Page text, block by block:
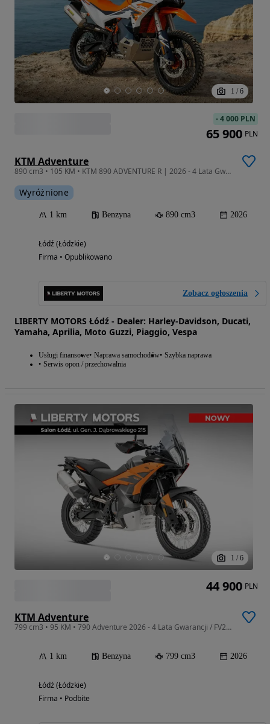
1 / 6
KTM Adventure
890 cm3 • 105 KM • KTM 890 ADVENTURE R | 2026 - 4 Lata Gwarancji / FV23% / ŁÓDŹ
Wyróżnione
1 km Benzyna 890 cm3 2026
Łódź (Łódzkie)
Firma • Opublikowano
Zobacz ogłoszenia
LIBERTY MOTORS Łódź - Dealer: Harley-Davidson, Ducati,
Yamaha, Aprilia, Moto Guzzi, Piaggio, Vespa
Usługi finansowe Naprawa samochodów Szybka naprawa
Serwis opon / przechowalnia
-4 000 PLN
65 900 PLN
1 / 6
KTM Adventure
799 cm3 • 95 KM • 790 Adventure 2026 - 4 Lata Gwarancji / FV23% / ŁÓDŹ
1 km Benzyna 799 cm3 2026
Łódź (Łódzkie)
Firma • Podbite
44 900 PLN